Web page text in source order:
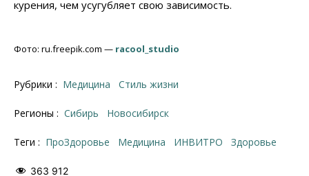
курения, чем усугубляет свою зависимость.
Фото: ru.freepik.com — racool_studio
Рубрики : Медицина Стиль жизни
Регионы : Сибирь Новосибирск
Теги : ПроЗдоровье медицина ИНВИТРО здоровье
363 912